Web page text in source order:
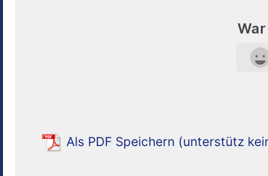
Als PDF Speichern (unterstütz